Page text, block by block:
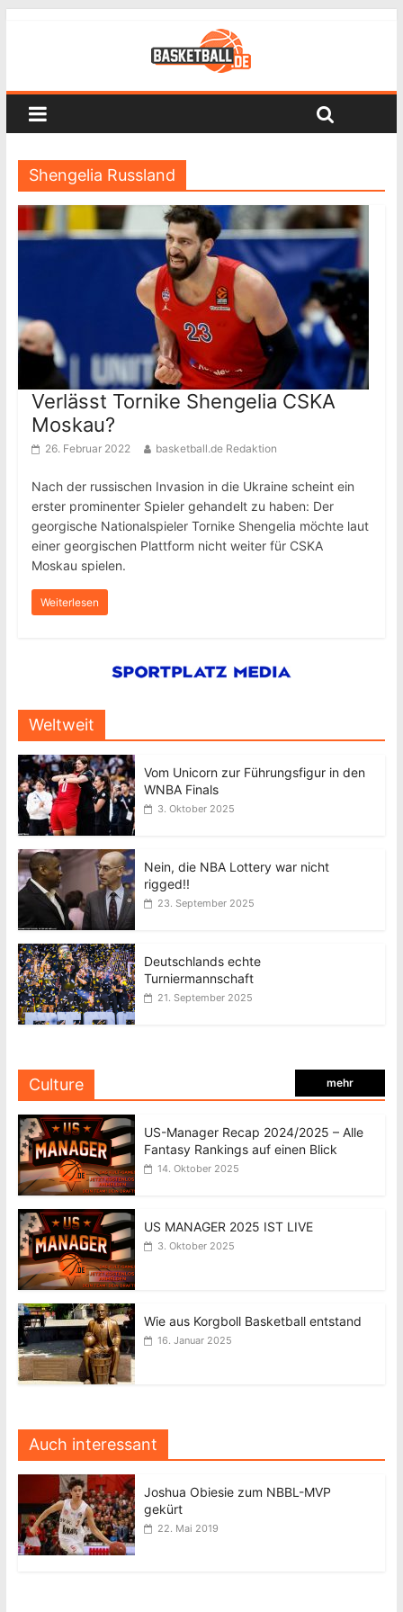
Shengelia Russland
Verlässt Tornike Shengelia CSKA
Moskau?
26. Februar 2022 basketball.de Redaktion
Nach der russischen Invasion in die Ukraine scheint ein
erster prominenter Spieler gehandelt zu haben: Der
georgische Nationalspieler Tornike Shengelia möchte laut
einer georgischen Plattform nicht weiter für CSKA
Moskau spielen.
Weiterlesen
Weltweit
Vom Unicorn zur Führungsfigur in den
WNBA Finals
3. Oktober 2025
Nein, die NBA Lottery war nicht
rigged!!
23. September 2025
Deutschlands echte
Turniermannschaft
21. September 2025
Culture mehr
US-Manager Recap 2024/2025 – Alle
Fantasy Rankings auf einen Blick
14. Oktober 2025
US MANAGER 2025 IST LIVE
3. Oktober 2025
Wie aus Korgboll Basketball entstand
16. Januar 2025
Auch interessant
Joshua Obiesie zum NBBL-MVP
gekürt
22. Mai 2019